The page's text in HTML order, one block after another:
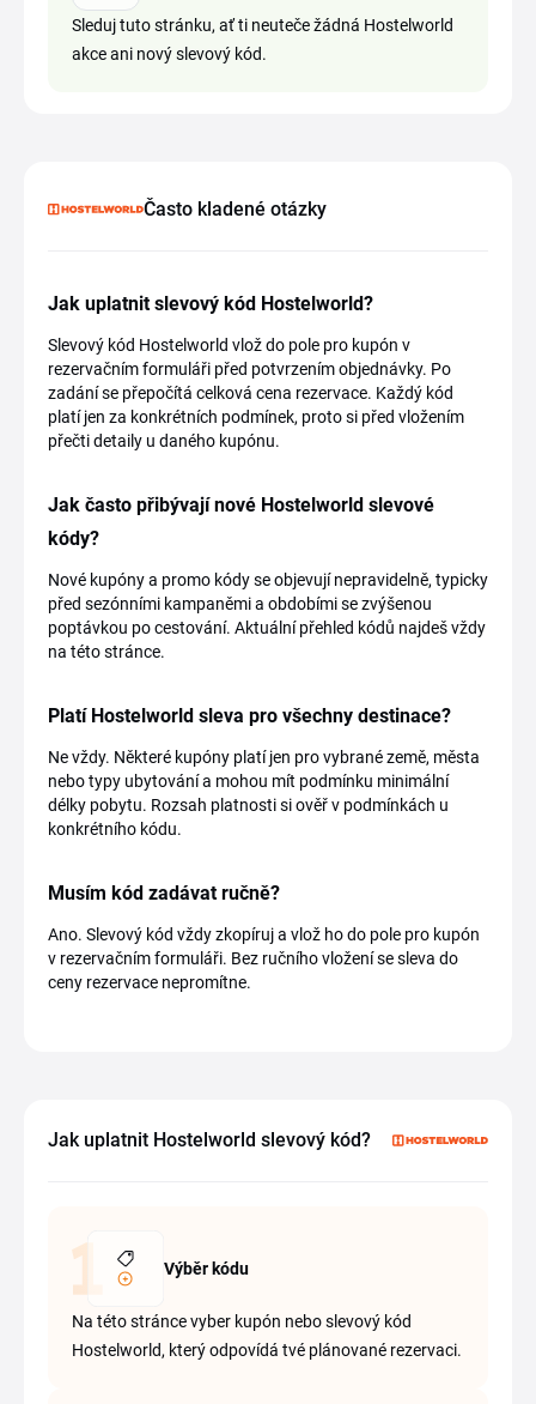
Sleduj tuto stránku, ať ti neuteče žádná Hostelworld
akce ani nový slevový kód.
Často kladené otázky
Jak uplatnit slevový kód Hostelworld?
Slevový kód Hostelworld vlož do pole pro kupón v
rezervačním formuláři před potvrzením objednávky. Po
zadání se přepočítá celková cena rezervace. Každý kód
platí jen za konkrétních podmínek, proto si před vložením
přečti detaily u daného kupónu.
Jak často přibývají nové Hostelworld slevové
kódy?
Nové kupóny a promo kódy se objevují nepravidelně, typicky
před sezónními kampaněmi a obdobími se zvýšenou
poptávkou po cestování. Aktuální přehled kódů najdeš vždy
na této stránce.
Platí Hostelworld sleva pro všechny destinace?
Ne vždy. Některé kupóny platí jen pro vybrané země, města
nebo typy ubytování a mohou mít podmínku minimální
délky pobytu. Rozsah platnosti si ověř v podmínkách u
konkrétního kódu.
Musím kód zadávat ručně?
Ano. Slevový kód vždy zkopíruj a vlož ho do pole pro kupón
v rezervačním formuláři. Bez ručního vložení se sleva do
ceny rezervace nepromítne.
Jak uplatnit Hostelworld slevový kód?
Výběr kódu
Na této stránce vyber kupón nebo slevový kód
Hostelworld, který odpovídá tvé plánované rezervaci.